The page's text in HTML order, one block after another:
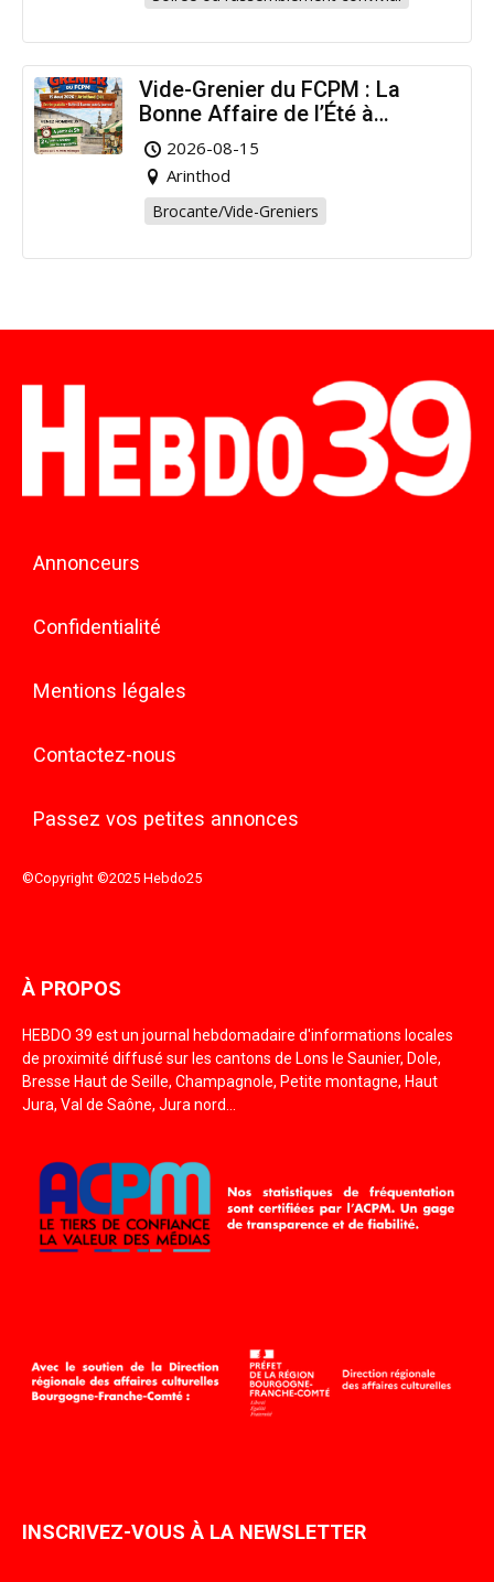
Vide-Grenier du FCPM : La
Bonne Affaire de l’Été à
Arinthod !
2026-08-15
Arinthod
Brocante/Vide-Greniers